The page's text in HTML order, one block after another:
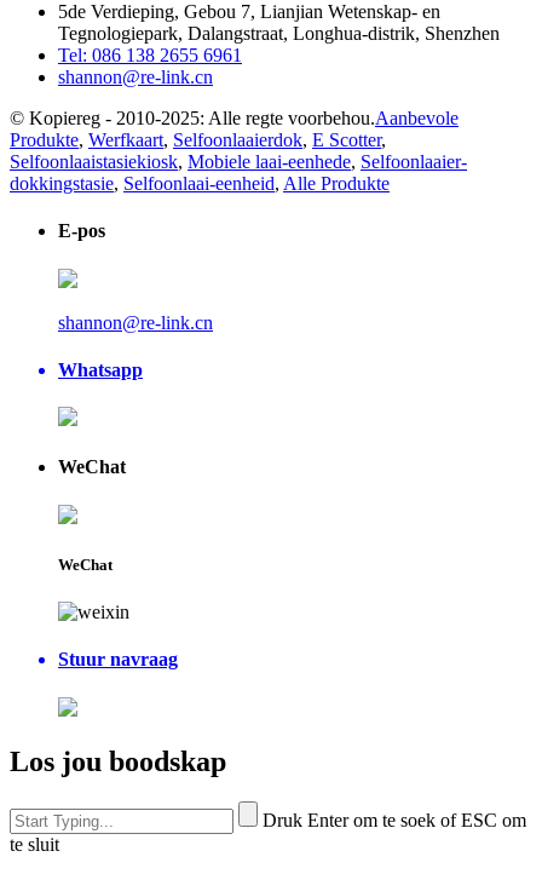
5de Verdieping, Gebou 7, Lianjian Wetenskap- en
Tegnologiepark, Dalangstraat, Longhua-distrik, Shenzhen
Tel: 086 138 2655 6961
shannon@re-link.cn
© Kopiereg - 2010-2025: Alle regte voorbehou.Aanbevole
Produkte, Werfkaart, Selfoonlaaierdok, E Scotter,
Selfoonlaaistasiekiosk, Mobiele laai-eenhede, Selfoonlaaier-
dokkingstasie, Selfoonlaai-eenheid, Alle Produkte
E-pos
shannon@re-link.cn
Whatsapp
WeChat
WeChat
Stuur navraag
Los jou boodskap
Druk Enter om te soek of ESC om
te sluit